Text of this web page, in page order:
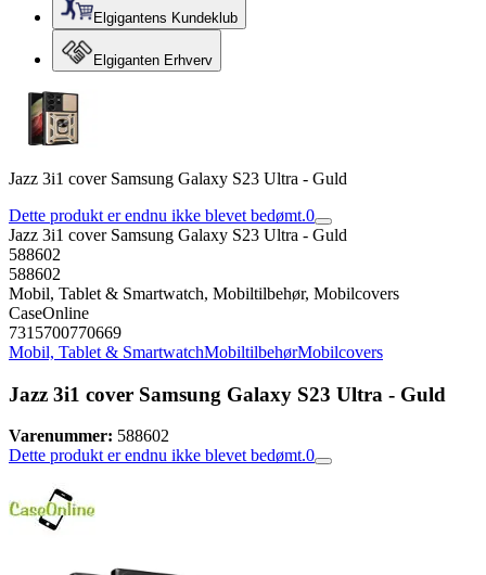
Elgigantens Kundeklub
Elgiganten Erhverv
Jazz 3i1 cover Samsung Galaxy S23 Ultra - Guld
Dette produkt er endnu ikke blevet bedømt.0
Jazz 3i1 cover Samsung Galaxy S23 Ultra - Guld
588602
588602
Mobil, Tablet & Smartwatch, Mobiltilbehør, Mobilcovers
CaseOnline
7315700770669
Mobil, Tablet & SmartwatchMobiltilbehørMobilcovers
Jazz 3i1 cover Samsung Galaxy S23 Ultra - Guld
Varenummer: 588602
Dette produkt er endnu ikke blevet bedømt.0